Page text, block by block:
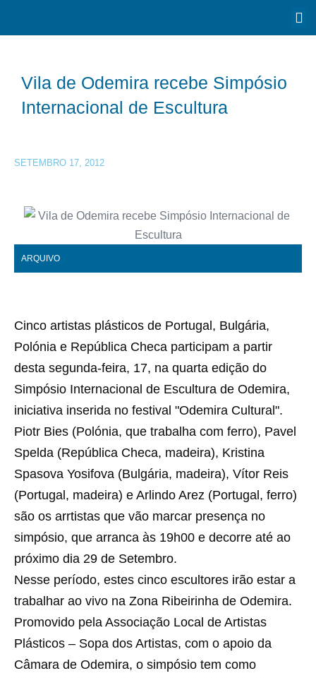
Vila de Odemira recebe Simpósio
Internacional de Escultura
SETEMBRO 17, 2012
ARQUIVO
Cinco artistas plásticos de Portugal, Bulgária,
Polónia e República Checa participam a partir
desta segunda-feira, 17, na quarta edição do
Simpósio Internacional de Escultura de Odemira,
iniciativa inserida no festival "Odemira Cultural".
Piotr Bies (Polónia, que trabalha com ferro), Pavel
Spelda (República Checa, madeira), Kristina
Spasova Yosifova (Bulgária, madeira), Vítor Reis
(Portugal, madeira) e Arlindo Arez (Portugal, ferro)
são os arrtistas que vão marcar presença no
simpósio, que arranca às 19h00 e decorre até ao
próximo dia 29 de Setembro.
Nesse período, estes cinco escultores irão estar a
trabalhar ao vivo na Zona Ribeirinha de Odemira.
Promovido pela Associação Local de Artistas
Plásticos – Sopa dos Artistas, com o apoio da
Câmara de Odemira, o simpósio tem como